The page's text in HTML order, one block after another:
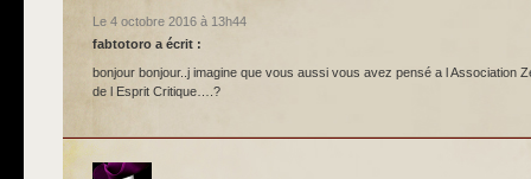
Le 4 octobre 2016 à 13h44
fabtotoroa écrit :
bonjour bonjour..j imagine que vous aussi vous avez pensé a l Association
de l Esprit Critique….?